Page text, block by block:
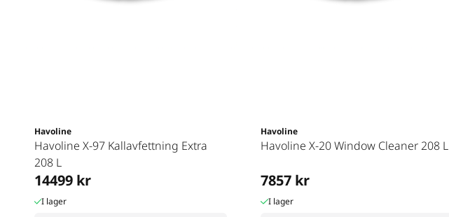
Havoline
Havoline X-97 Kallavfettning Extra
208 L
14499 kr
I lager
Havoline
Havoline X-20 Window Cleaner 208 L
7857 kr
I lager